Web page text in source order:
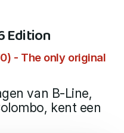
Edition
- The only original
van B-Line,
kent een